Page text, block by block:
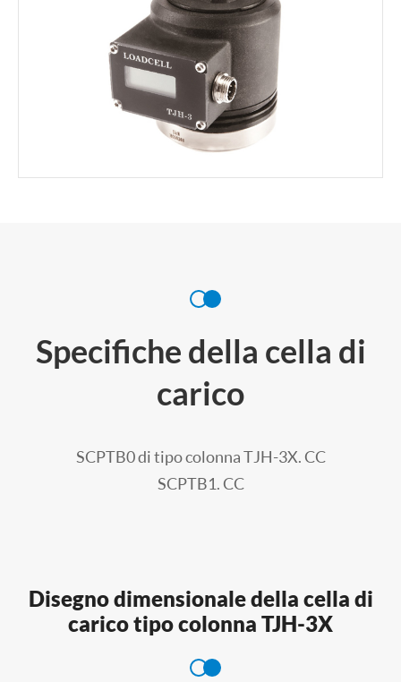
Specifiche della cella di
carico
SCPTB0 di tipo colonna TJH-3X. CC
SCPTB1. CC
Disegno dimensionale della cella di
carico tipo colonna TJH-3X